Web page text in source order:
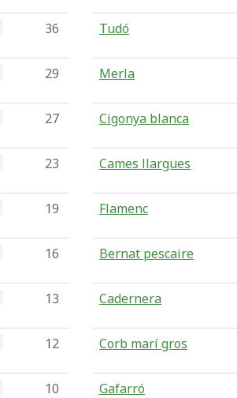
36
29
27
23
19
16
13
12
10
Tudó
Merla
Cigonya blanca
Cames llargues
Flamenc
Bernat pescaire
Cadernera
Corb marí gros
Gafarró